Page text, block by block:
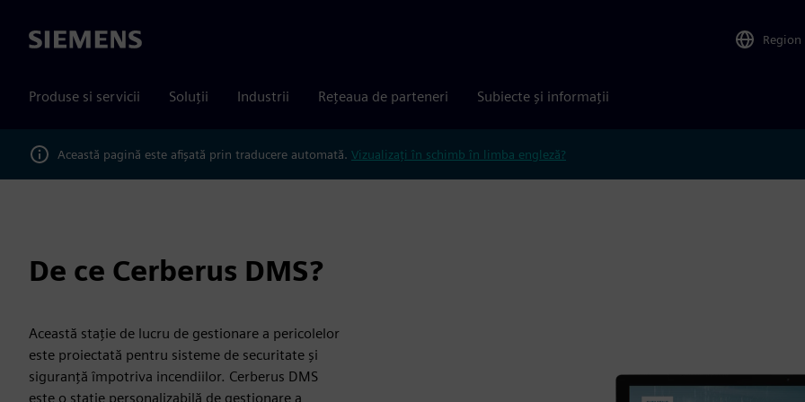
Siemens Region
Produse si servicii Soluții Industrii Rețeaua de parteneri Subiecte și informații
Această pagină este afișată prin traducere automată. Vizualizați în schimb în limba engleză?
De ce Cerberus DMS?
Această stație de lucru de gestionare a pericolelor
este proiectată pentru sisteme de securitate și
siguranță împotriva incendiilor. Cerberus DMS
este o stație personalizabilă de gestionare a